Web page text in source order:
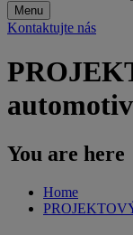
Menu
Kontaktujte nás
You are here
Home